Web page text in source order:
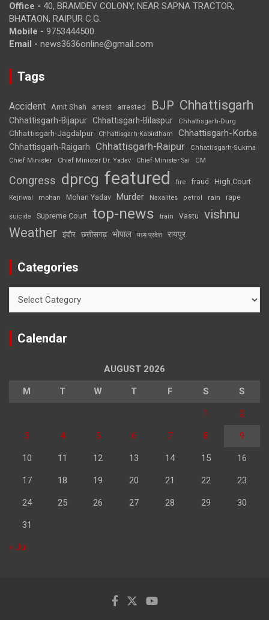
Office - 40, BRAMDEV COLONY, NEAR SAPNA TRACTOR,
BHATAON, RAIPUR C.G.
Mobile - 9753444500
Email - news3636online@gmail.com
Tags
Accident Amit Shah arrest arrested BJP Chhattisgarh
Chhattisgarh-Bijapur Chhattisgarh-Bilaspur Chhattisgarh-Durg
Chhattisgarh-Jagdalpur Chhattisgarh-Kabirdham Chhattisgarh-Korba
Chhattisgarh-Raigarh Chhattisgarh-Raipur
Chhattisgarh-Sukma
Chief Minister
Chief Minister Dr. Yadav Chief Minister Sai CM
Congress dprcg featured fire fraud High Court
Kejriwal mohan Mohan Yadav Murder Naxalites petrol rain rape
suicide Supreme Court top-news train Vastu vishnu
Weather इंदौर छत्तीसगढ़ भोपाल मध्य प्रदेश रायपुर
Categories
Calendar
AUGUST 2026
M T W T F S S
1 2
3 4 5 6 7 8 9
10 11 12 13 14 15 16
17 18 19 20 21 22 23
24 25 26 27 28 29 30
31
« Jul